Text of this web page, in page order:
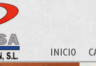
INICIO